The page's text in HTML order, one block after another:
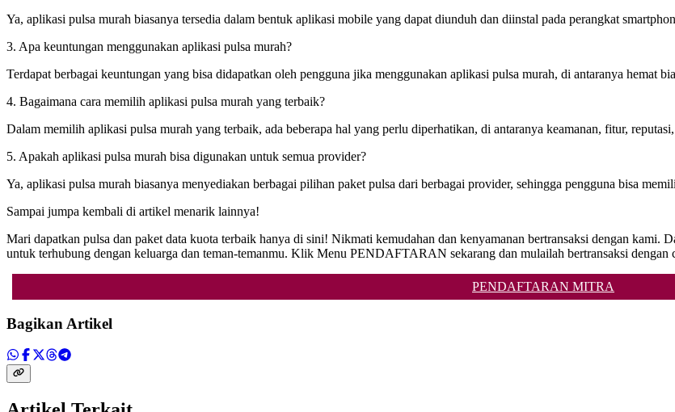
Ya, aplikasi pulsa murah biasanya tersedia dalam bentuk aplikasi mobile yang dapat diunduh dan diinstal pada perangkat
3. Apa keuntungan menggunakan aplikasi pulsa murah?
Terdapat berbagai keuntungan yang bisa didapatkan oleh pengguna jika menggunakan aplikasi pulsa murah, di antaranya hemat
4. Bagaimana cara memilih aplikasi pulsa murah yang terbaik?
Dalam memilih aplikasi pulsa murah yang terbaik, ada beberapa hal yang perlu diperhatikan, di antaranya keamanan, fitur,
5. Apakah aplikasi pulsa murah bisa digunakan untuk semua provider?
Ya, aplikasi pulsa murah biasanya menyediakan berbagai pilihan paket pulsa dari berbagai provider, sehingga pengguna bisa
Sampai jumpa kembali di artikel menarik lainnya!
Mari dapatkan pulsa dan paket data kuota terbaik hanya di sini! Nikmati kemudahan dan kenyamanan bertransaksi dengan kami.
untuk terhubung dengan keluarga dan teman-temanmu. Klik Menu PENDAFTARAN sekarang dan mulailah bertransaksi dengan
PENDAFTARAN MITRA
Bagikan Artikel